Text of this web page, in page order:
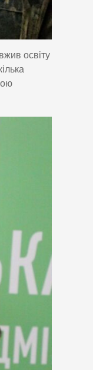
освіту